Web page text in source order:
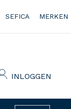
SEFICA MERKEN
INLOGGEN